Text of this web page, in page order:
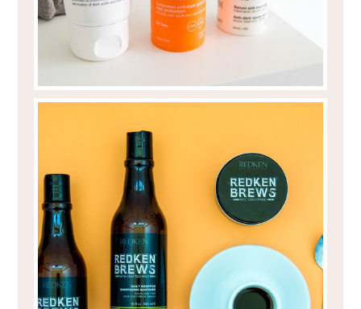
REDKEN BREWS - PARA ELES!